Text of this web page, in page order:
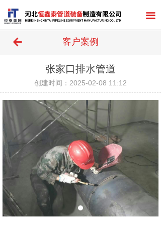
끀
녔 客户案例
张家口排水管道
创建时间： 2025-02-08 11:12